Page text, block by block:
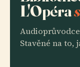
L'Opéra
Stavěné na to,